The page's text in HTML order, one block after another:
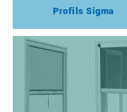
Profils Sigma